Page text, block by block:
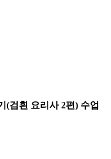
(검흰 요리사 2편) 수업